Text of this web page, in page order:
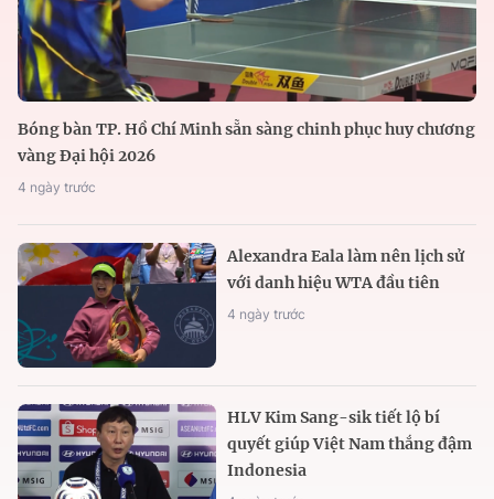
Bóng bàn TP. Hồ Chí Minh sẵn sàng chinh phục huy chương
vàng Đại hội 2026
4 ngày trước
Alexandra Eala làm nên lịch sử
với danh hiệu WTA đầu tiên
4 ngày trước
HLV Kim Sang-sik tiết lộ bí
quyết giúp Việt Nam thắng đậm
Indonesia